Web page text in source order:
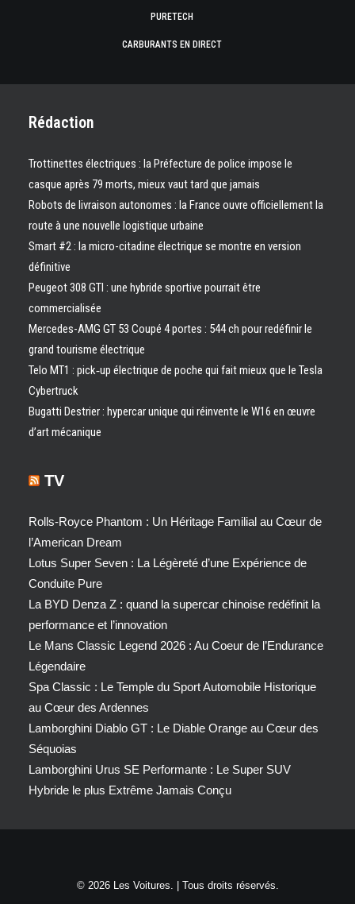
PURETECH
CARBURANTS EN DIRECT
Rédaction
Trottinettes électriques : la Préfecture de police impose le
casque après 79 morts, mieux vaut tard que jamais
Robots de livraison autonomes : la France ouvre officiellement la
route à une nouvelle logistique urbaine
Smart #2 : la micro-citadine électrique se montre en version
définitive
Peugeot 308 GTI : une hybride sportive pourrait être
commercialisée
Mercedes-AMG GT 53 Coupé 4 portes : 544 ch pour redéfinir le
grand tourisme électrique
Telo MT1 : pick‑up électrique de poche qui fait mieux que le Tesla
Cybertruck
Bugatti Destrier : hypercar unique qui réinvente le W16 en œuvre
d’art mécanique
TV
Rolls-Royce Phantom : Un Héritage Familial au Cœur de
l’American Dream
Lotus Super Seven : La Légèreté d’une Expérience de
Conduite Pure
La BYD Denza Z : quand la supercar chinoise redéfinit la
performance et l’innovation
Le Mans Classic Legend 2026 : Au Coeur de l’Endurance
Légendaire
Spa Classic : Le Temple du Sport Automobile Historique
au Cœur des Ardennes
Lamborghini Diablo GT : Le Diable Orange au Cœur des
Séquoias
Lamborghini Urus SE Performante : Le Super SUV
Hybride le plus Extrême Jamais Conçu
© 2026 Les Voitures. | Tous droits réservés.